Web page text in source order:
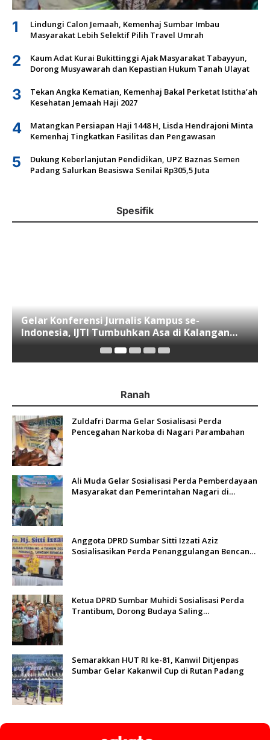
1
Lindungi Calon Jemaah, Kemenhaj Sumbar Imbau
Masyarakat Lebih Selektif Pilih Travel Umrah
2
Kaum Adat Kurai Bukittinggi Ajak Masyarakat Tabayyun,
Dorong Musyawarah dan Kepastian Hukum Tanah Ulayat
3
Tekan Angka Kematian, Kemenhaj Bakal Perketat Istitha’ah
Kesehatan Jemaah Haji 2027
4
Matangkan Persiapan Haji 1448 H, Lisda Hendrajoni Minta
Kemenhaj Tingkatkan Fasilitas dan Pengawasan
5
Dukung Keberlanjutan Pendidikan, UPZ Baznas Semen
Padang Salurkan Beasiswa Senilai Rp305,5 Juta
Spesifik
Gelar Konferensi Jurnalis Kampus se-
Indonesia, IJTI Tumbuhkan Asa di Kalangan
Jurnalis Muda di Era Disruspi Digital
Ranah
Zuldafri Darma Gelar Sosialisasi Perda
Pencegahan Narkoba di Nagari Parambahan
Ali Muda Gelar Sosialisasi Perda Pemberdayaan
Masyarakat dan Pemerintahan Nagari di
Anggota DPRD Sumbar Sitti Izzati Aziz
Sosialisasikan Perda Penanggulangan Bencana
Ketua DPRD Sumbar Muhidi Sosialisasi Perda
Trantibum, Dorong Budaya Saling
Semarakkan HUT RI ke-81, Kanwil Ditjenpas
Sumbar Gelar Kakanwil Cup di Rutan Padang